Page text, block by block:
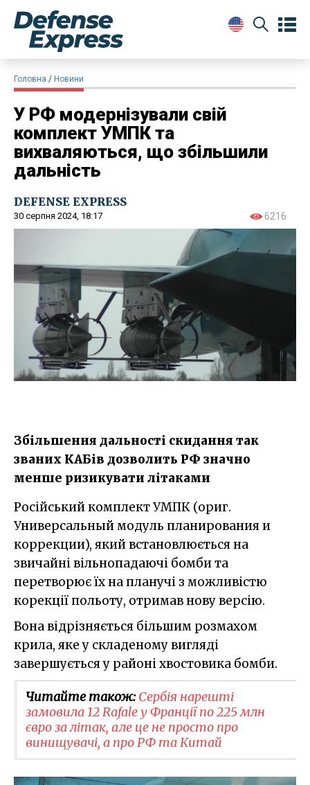
Головна Новини
У РФ модернізували свій
комплект УМПК та
вихваляються, що збільшили
дальність
DEFENSE EXPRESS
30 серпня 2024, 18:17 6216
Збільшення дальності скидання так
званих КАБів дозволить РФ значно
менше ризикувати літаками
Російський комплект УМПК (ориг.
Универсальный модуль планирования и
коррекции), який встановлюється на
звичайні вільнопадаючі бомби та
перетворює їх на планучі з можливістю
корекції польоту, отримав нову версію.
Вона відрізняється більшим розмахом
крила, яке у складеному вигляді
завершується у районі хвостовика бомби.
Читайте також:Сербія нарешті
замовила 12 Rafale у Франції по 225 млн
євро за літак, але це не просто про
винищувачі, а про РФ та Китай